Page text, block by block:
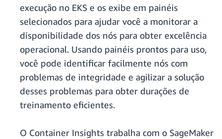
execução no EKS e os exibe em painéis
selecionados para ajudar você a monitorar a
disponibilidade dos nós para obter excelência
operacional. Usando painéis prontos para uso,
você pode identificar facilmente nós com
problemas de integridade e agilizar a solução
desses problemas para obter durações de
treinamento eficientes.
O Container Insights trabalha com o SageMaker